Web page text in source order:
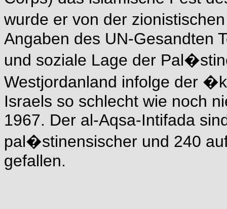
wurde er von der
Angaben des UN-Gesandten
und soziale Lage der
Westjordanland infolge der
Israels so schlecht wie noch
1967. Der al-Aqsa-Intifada
pal�stinensischer und 240
gefallen.